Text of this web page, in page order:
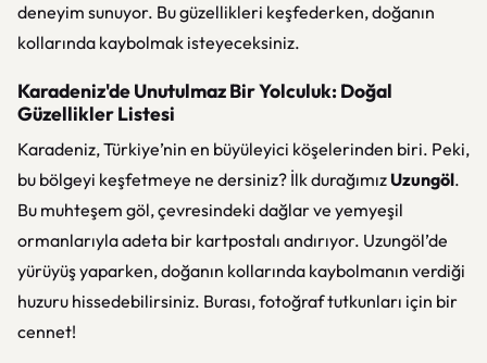
deneyim sunuyor. Bu güzellikleri keşfederken, doğanın
kollarında kaybolmak isteyeceksiniz.
Karadeniz'de Unutulmaz Bir Yolculuk: Doğal
Güzellikler Listesi
Karadeniz, Türkiye’nin en büyüleyici köşelerinden biri. Peki,
bu bölgeyi keşfetmeye ne dersiniz? İlk durağımız Uzungöl.
Bu muhteşem göl, çevresindeki dağlar ve yemyeşil
ormanlarıyla adeta bir kartpostalı andırıyor. Uzungöl’de
yürüyüş yaparken, doğanın kollarında kaybolmanın verdiği
huzuru hissedebilirsiniz. Burası, fotoğraf tutkunları için bir
cennet!